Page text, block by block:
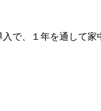
で、１年を通して家